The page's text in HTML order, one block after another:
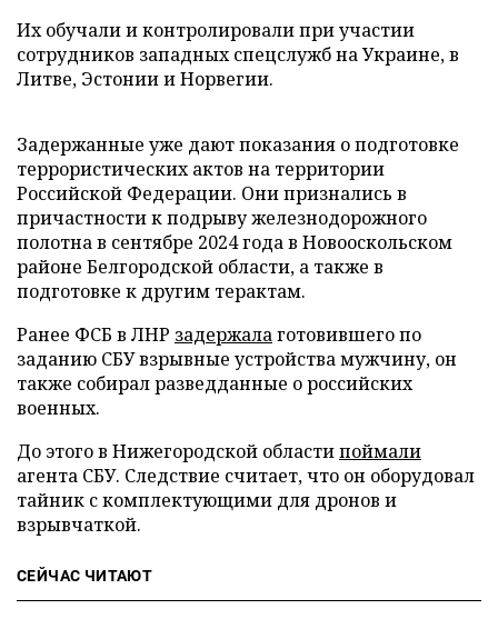
Их обучали и контролировали при участии
сотрудников западных спецслужб на Украине, в
Литве, Эстонии и Норвегии.
Задержанные уже дают показания о подготовке
террористических актов на территории
Российской Федерации. Они признались в
причастности к подрыву железнодорожного
полотна в сентябре 2024 года в Новооскольском
районе Белгородской области, а также в
подготовке к другим терактам.
Ранее ФСБ в ЛНР задержалаготовившего по
заданию СБУ взрывные устройства мужчину, он
также собирал разведданные о российских
военных.
До этого в Нижегородской областипоймали
агента СБУ. Следствие считает, что он оборудовал
тайник с комплектующими для дронов и
взрывчаткой.
СЕЙЧАС ЧИТАЮТ